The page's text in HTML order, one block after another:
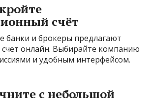
счёт
банки и брокеры предлагают
счет онлайн. Выбирайте компанию
и удобным интерфейсом.
с небольшой